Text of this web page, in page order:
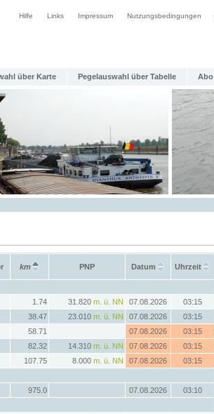
Hilfe Links Impressum Nutzungsbedingungen
über Karte Pegelauswahl über Tabelle Abo
km PNP Datum Uhrzeit
1.74 31.820 m. ü. NN 07.08.2026 03:15
38.47 23.010 m. ü. NN 07.08.2026 03:15
58.71 07.08.2026 03:15
82.32 14.310 m. ü. NN 07.08.2026 03:15
107.75 8.000 m. ü. NN 07.08.2026 03:15
975.0 07.08.2026 03:10